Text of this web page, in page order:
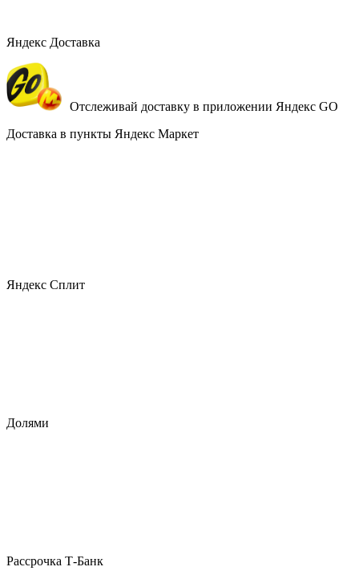
Яндекс Доставка
Отслеживай доставку в приложении Яндекс GO
Доставка в пункты Яндекс Маркет
Яндекс Сплит
Долями
Рассрочка Т-Банк